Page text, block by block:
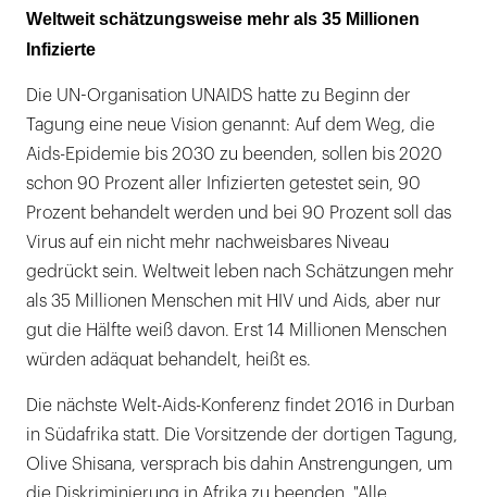
Weltweit schätzungsweise mehr als 35 Millionen
Infizierte
Die UN-Organisation UNAIDS hatte zu Beginn der
Tagung eine neue Vision genannt: Auf dem Weg, die
Aids-Epidemie bis 2030 zu beenden, sollen bis 2020
schon 90 Prozent aller Infizierten getestet sein, 90
Prozent behandelt werden und bei 90 Prozent soll das
Virus auf ein nicht mehr nachweisbares Niveau
gedrückt sein. Weltweit leben nach Schätzungen mehr
als 35 Millionen Menschen mit HIV und Aids, aber nur
gut die Hälfte weiß davon. Erst 14 Millionen Menschen
würden adäquat behandelt, heißt es.
Die nächste Welt-Aids-Konferenz findet 2016 in Durban
in Südafrika statt. Die Vorsitzende der dortigen Tagung,
Olive Shisana, versprach bis dahin Anstrengungen, um
die Diskriminierung in Afrika zu beenden. "Alle